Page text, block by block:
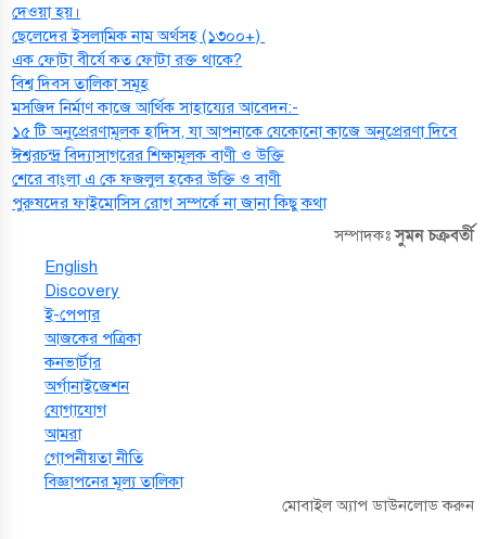
দেওয়া হয়।
ছেলেদের ইসলামিক নাম অর্থসহ (১৩০০+)
এক ফোটা বীর্যে কত ফোটা রক্ত থাকে?
বিশ্ব দিবস তালিকা সমূহ
মসজিদ নির্মাণ কাজে আর্থিক সাহায্যের আবেদন:-
১৫ টি অনুপ্রেরণামূলক হাদিস, যা আপনাকে যেকোনো কাজে অনুপ্রেরণা দিবে
ঈশ্বরচন্দ্র বিদ্যাসাগরের শিক্ষামূলক বাণী ও উক্তি
শেরে বাংলা এ কে ফজলুল হকের উক্তি ও বাণী
পুরুষদের ফাইমোসিস রোগ সম্পর্কে না জানা কিছু কথা
সম্পাদকঃসুমন চক্রবর্তী
English
Discovery
ই-পেপার
আজকের পত্রিকা
কনভার্টার
অর্গানাইজেশন
যোগাযোগ
আমরা
গোপনীয়তা নীতি
বিজ্ঞাপনের মূল্য তালিকা
মোবাইল অ্যাপ ডাউনলোড করুন